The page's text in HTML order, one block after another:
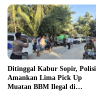
Ditinggal Kabur Sopir, Polisi
Amankan Lima Pick Up
Muatan BBM Ilegal di